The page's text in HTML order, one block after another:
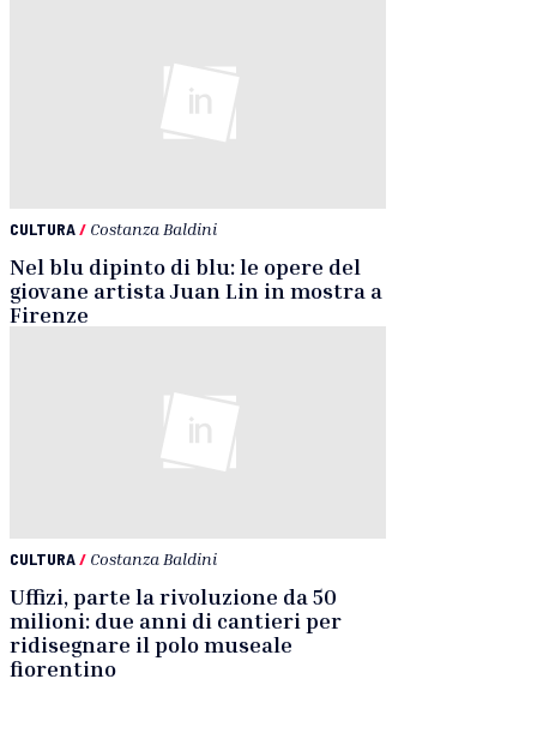
CULTURA/ Costanza Baldini
Nel blu dipinto di blu: le opere del
giovane artista Juan Lin in mostra a
Firenze
CULTURA/ Costanza Baldini
Uffizi, parte la rivoluzione da 50
milioni: due anni di cantieri per
ridisegnare il polo museale
fiorentino